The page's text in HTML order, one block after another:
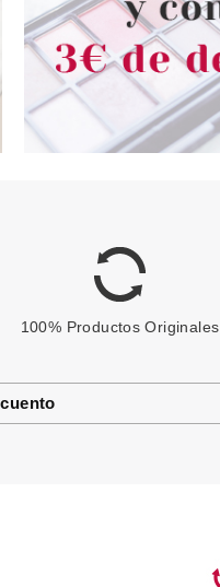
100% Productos Originales